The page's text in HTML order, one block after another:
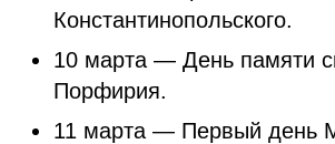
Константинопольского.
10 марта — День памяти
Порфирия.
11 марта — Первый день